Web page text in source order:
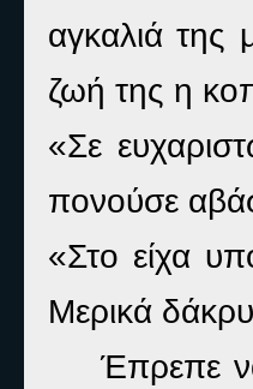
αγκαλιά της
ζωή της η
«Σε
πονούσε
«Στο είχα
Μερικά
Έπρεπε